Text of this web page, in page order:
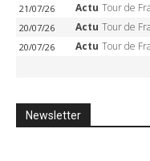
21/07/26 Actu Tour de France 2026 –
20/07/26 Actu Tour de France 2026 – Étape 16 :
20/07/26 Actu Tour de France 2026
Newsletter